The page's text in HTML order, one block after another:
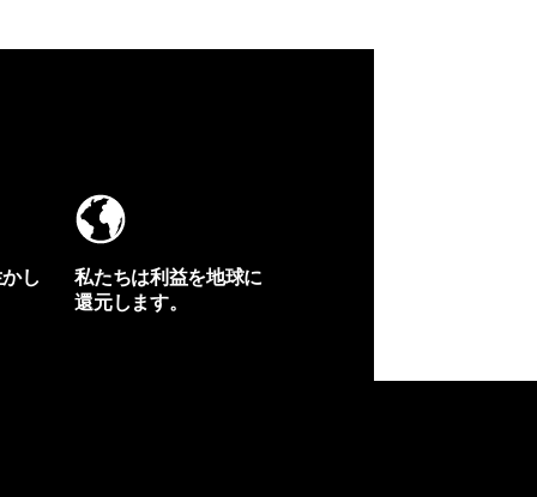
し
私たちは利益を地球に
還元します。